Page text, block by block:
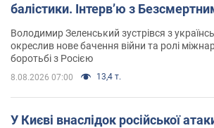
балістики. Інтерв’ю з
Володимир Зеленський зустрівся з
окреслив нове бачення війни та ролі
боротьбі з Росією
8.08.2026 07:00 13,4 т.
У Києві внаслідок російської